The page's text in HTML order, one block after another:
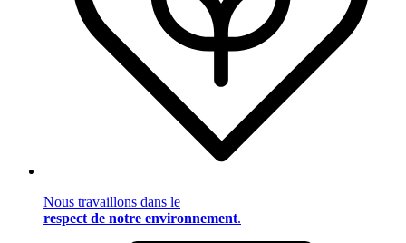
Nous travaillons dans le
respect de notre environnement.